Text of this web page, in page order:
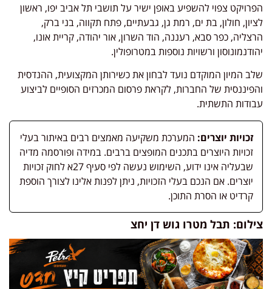
הפרויקט צפוי להשפיע באופן ישיר על תושבי תל אביב יפו, ראשון
לציון, חולון, בת ים, רמת גן, גבעתיים, פתח תקווה, בני ברק,
הרצליה, כפר סבא, רעננה, הוד השרון, אור יהודה, קריית אונו,
יהודנמונוסון ורשויות נוספות במטרופולין.
שלב המיון המוקדם נועד לבחון את כשירותן המקצועית, ההנדסית
והפיננסית של החברות, לקראת פרסום המכרזים הסופיים לביצוע
עבודות התשתית.
זכויות יוצרים: המערכת משקיעה מאמצים רבים באיתור בעלי
זכויות היוצרים בתכנים המופצים ברבים. במידה ופורסמה מדיה
שבעליה אינו ידוע, השימוש נעשה לפי סעיף 27א לחוק זכויות
יוצרים. אם הנכם בעלי הזכויות, ניתן לפנות אלינו לצורך הוספת
קרדיט או הסרת התוכן.
צילום: תבל מטרו גוש דן יחצ